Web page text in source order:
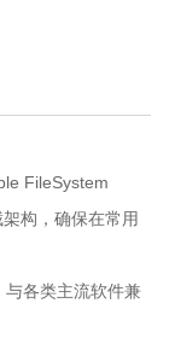
FileSystem
构，确保在常用
各类主流软件兼